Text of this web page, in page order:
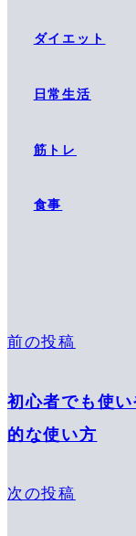
ダイエット
日常生活
筋トレ
食事
前の投稿
初心者でも使
的な使い方
次の投稿